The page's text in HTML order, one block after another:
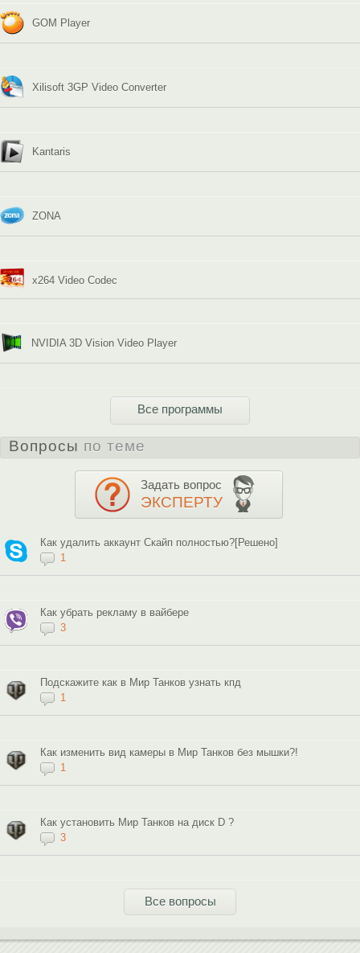
GOM Player
Xilisoft 3GP Video Converter
Kantaris
ZONA
x264 Video Codec
NVIDIA 3D Vision Video Player
Все программы
Вопросы по теме
Задать вопрос
ЭКСПЕРТУ
Как удалить аккаунт Скайп полностью?[Решено]
1
Как убрать рекламу в вайбере
3
Подскажите как в Мир Танков узнать кпд
1
Как изменить вид камеры в Мир Танков без мышки?!
1
Как установить Мир Танков на диск D ?
3
Все вопросы